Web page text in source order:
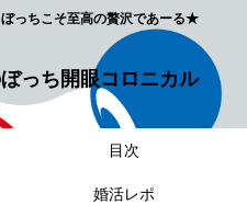
っちこそ至高の贅沢であーる★
っち開眼コロニカル
目次
婚活レポ